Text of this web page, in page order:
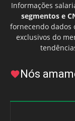
Informações
segmentos e
fornecendo dados
exclusivos do
Nós